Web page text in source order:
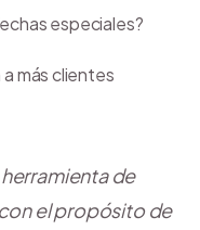
de
el propósito de
especiales?
más clientes